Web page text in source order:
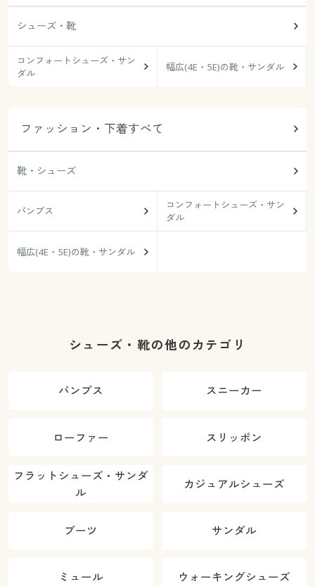
シューズ・靴
コンフォートシューズ・サン
ダル
幅広(4E・5E)の靴・サンダル
ファッション・下着すべて
靴・シューズ
パンプス
コンフォートシューズ・サン
ダル
幅広(4E・5E)の靴・サンダル
シューズ・靴の他のカテゴリ
パンプス スニーカー
ローファー スリッポン
フラットシューズ・サンダ
ル
カジュアルシューズ
ブーツ サンダル
ミュール ウォーキングシューズ